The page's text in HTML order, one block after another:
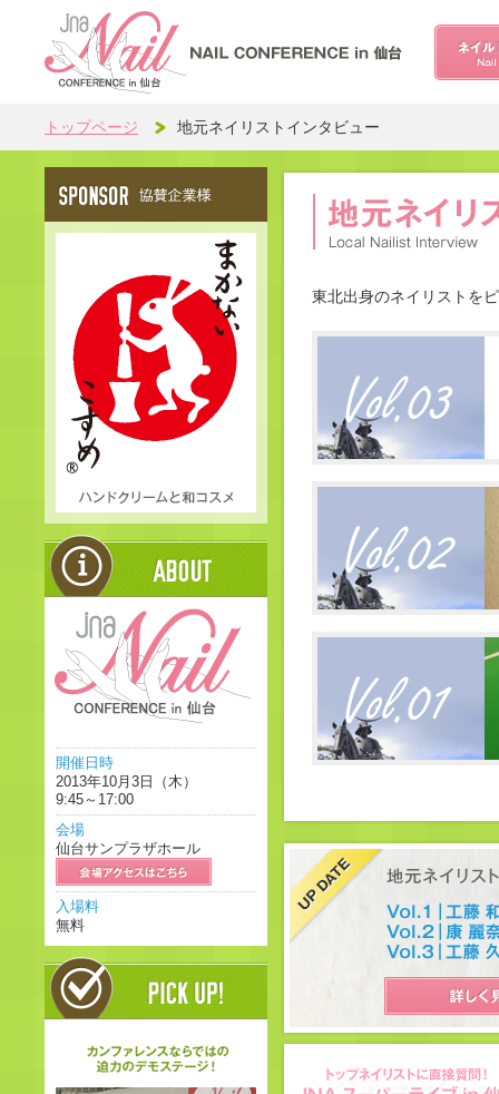
トップページ 地元ネイリストインタビュー
開催日時
2013年10月3日（木）
9:45～17:00
会場
仙台サンプラザホール
入場料
無料
東北出身のネイリストを